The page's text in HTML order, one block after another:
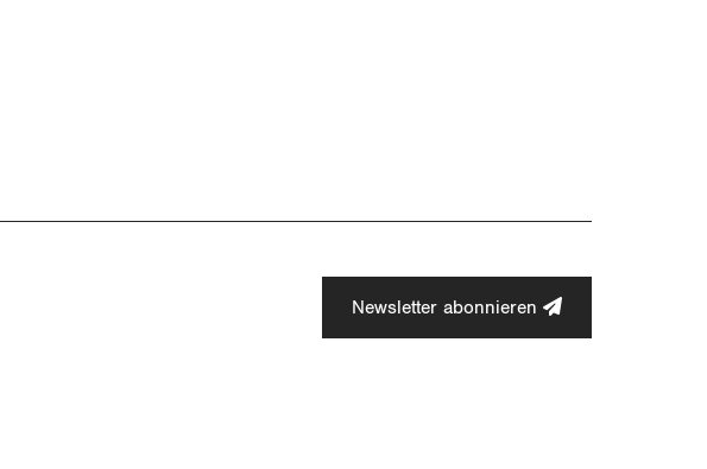
Newsletter abonnieren